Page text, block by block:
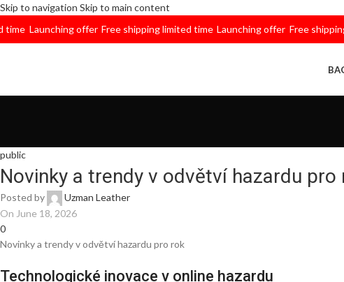
Skip to navigation Skip to main content
Launching offer Free shipping limited time Launching offer Free shipping
public
Novinky a trendy v odvětví hazardu pro
Posted by
Uzman Leather
On June 18, 2026
0
Novinky a trendy v odvětví hazardu pro rok
Technologické inovace v online hazardu